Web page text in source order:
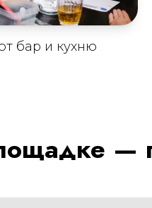
бар и кухню
—